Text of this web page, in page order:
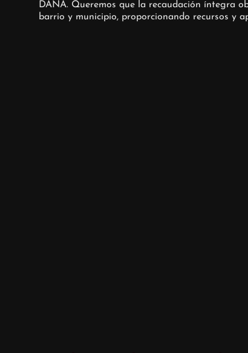
DANA. Queremos que la recaudación íntegra
barrio y municipio, proporcionando recursos y